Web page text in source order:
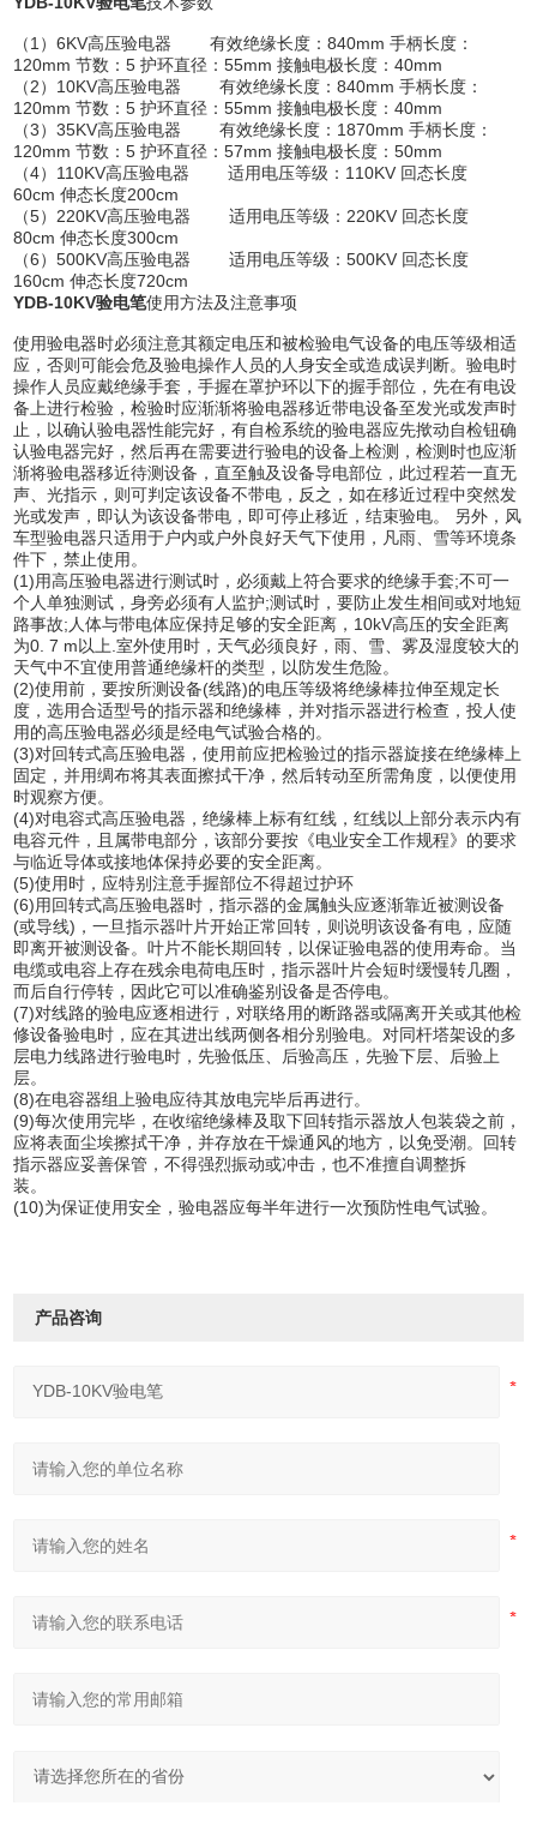
（1）6KV高压验电器 有效绝缘长度：840mm 手柄长度：
120mm 节数：5 护环直径：55mm 接触电极长度：40mm
（2）10KV高压验电器 有效绝缘长度：840mm 手柄长度：
120mm 节数：5 护环直径：55mm 接触电极长度：40mm
（3）35KV高压验电器 有效绝缘长度：1870mm 手柄长度：
120mm 节数：5 护环直径：57mm 接触电极长度：50mm
（4）110KV高压验电器 适用电压等级：110KV 回态长度
60cm 伸态长度200cm
（5）220KV高压验电器 适用电压等级：220KV 回态长度
80cm 伸态长度300cm
（6）500KV高压验电器 适用电压等级：500KV 回态长度
160cm 伸态长度720cm
YDB-10KV验电笔使用方法及注意事项
使用验电器时必须注意其额定电压和被检验电气设备的电压等级相适
应，否则可能会危及验电操作人员的人身安全或造成误判断。验电时
操作人员应戴绝缘手套，手握在罩护环以下的握手部位，先在有电设
备上进行检验，检验时应渐渐将验电器移近带电设备至发光或发声时
止，以确认验电器性能完好，有自检系统的验电器应先揿动自检钮确
认验电器完好，然后再在需要进行验电的设备上检测，检测时也应渐
渐将验电器移近待测设备，直至触及设备导电部位，此过程若一直无
声、光指示，则可判定该设备不带电，反之，如在移近过程中突然发
光或发声，即认为该设备带电，即可停止移近，结束验电。 另外，风
车型验电器只适用于户内或户外良好天气下使用，凡雨、雪等环境条
件下，禁止使用。
(1)用高压验电器进行测试时，必须戴上符合要求的绝缘手套;不可一
个人单独测试，身旁必须有人监护;测试时，要防止发生相间或对地短
路事故;人体与带电体应保持足够的安全距离，10kV高压的安全距离
为0. 7 m以上.室外使用时，天气必须良好，雨、雪、雾及湿度较大的
天气中不宜使用普通绝缘杆的类型，以防发生危险。
(2)使用前，要按所测设备(线路)的电压等级将绝缘棒拉伸至规定长
度，选用合适型号的指示器和绝缘棒，并对指示器进行检查，投人使
用的高压验电器必须是经电气试验合格的。
(3)对回转式高压验电器，使用前应把检验过的指示器旋接在绝缘棒上
固定，并用绸布将其表面擦拭干净，然后转动至所需角度，以便使用
时观察方便。
(4)对电容式高压验电器，绝缘棒上标有红线，红线以上部分表示内有
电容元件，且属带电部分，该部分要按《电业安全工作规程》的要求
与临近导体或接地体保持必要的安全距离。
(5)使用时，应特别注意手握部位不得超过护环
(6)用回转式高压验电器时，指示器的金属触头应逐渐靠近被测设备
(或导线)，一旦指示器叶片开始正常回转，则说明该设备有电，应随
即离开被测设备。叶片不能长期回转，以保证验电器的使用寿命。当
电缆或电容上存在残余电荷电压时，指示器叶片会短时缓慢转几圈，
而后自行停转，因此它可以准确鉴别设备是否停电。
(7)对线路的验电应逐相进行，对联络用的断路器或隔离开关或其他检
修设备验电时，应在其进出线两侧各相分别验电。对同杆塔架设的多
层电力线路进行验电时，先验低压、后验高压，先验下层、后验上
层。
(8)在电容器组上验电应待其放电完毕后再进行。
(9)每次使用完毕，在收缩绝缘棒及取下回转指示器放人包装袋之前，
应将表面尘埃擦拭干净，并存放在干燥通风的地方，以免受潮。回转
指示器应妥善保管，不得强烈振动或冲击，也不准擅自调整拆
装。
(10)为保证使用安全，验电器应每半年进行一次预防性电气试验。
产品咨询